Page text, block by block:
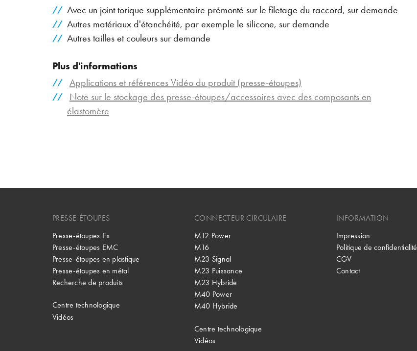
Avec un joint torique supplémentaire prémonté sur le filetage du raccord, sur demande
Autres matériaux d'étanchéité, par exemple le silicone, sur demande
Autres tailles et couleurs sur demande
Plus d'informations
Applications et références Vidéo du produit (presse-étoupes)
Note sur le stockage des presse-étoupes/accessoires avec des composants en
élastomère
PRESSE-ÉTOUPES
Presse-étoupes Ex
Presse-étoupes EMC
Presse-étoupes en plastique
Presse-étoupes en métal
Recherche de produits
Centre technologique
Vidéos
CONNECTEUR CIRCULAIRE
M12 Power
M16
M23 Signal
M23 Puissance
M23 Hybride
M40 Power
M40 Hybride
Centre technologique
Vidéos
INFORMATION
Impression
Politique de confidentialité
CGV
Contact